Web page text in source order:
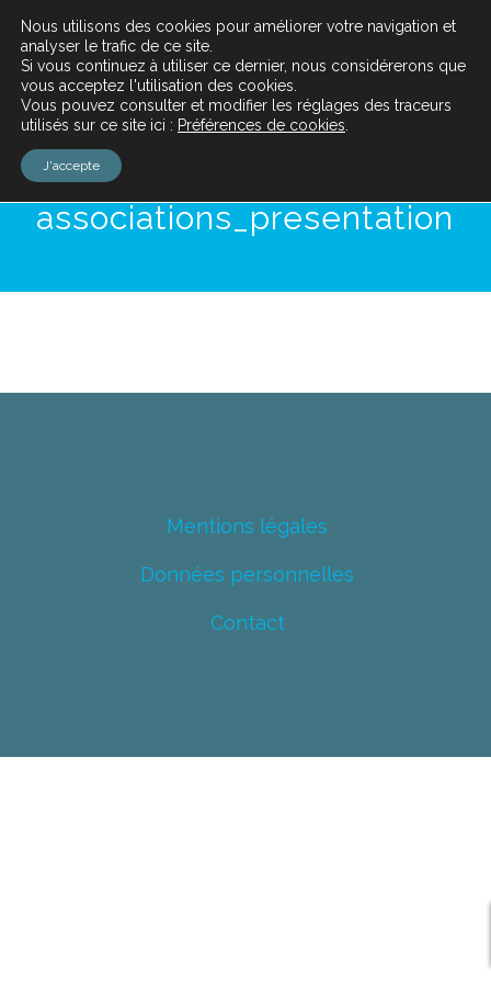
Biomethanisation
associations_presentation
Mentions légales
Données personnelles
Contact
Nous utilisons des cookies pour améliorer votre navigation et
analyser le trafic de ce site.
Si vous continuez à utiliser ce dernier, nous considérerons que
vous acceptez l'utilisation des cookies.
Vous pouvez consulter et modifier les réglages des traceurs
utilisés sur ce site ici : Préférences de cookies
J'accepte